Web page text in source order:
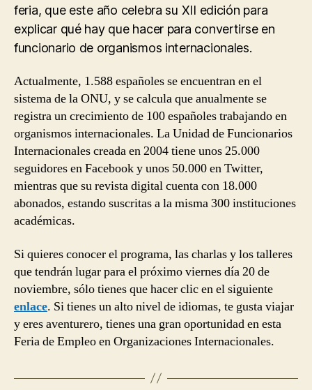
feria, que este año celebra su XII edición para
explicar qué hay que hacer para convertirse en
funcionario de organismos internacionales.
Actualmente, 1.588 españoles se encuentran en el
sistema de la ONU, y se calcula que anualmente se
registra un crecimiento de 100 españoles trabajando en
organismos internacionales. La Unidad de Funcionarios
Internacionales creada en 2004 tiene unos 25.000
seguidores en Facebook y unos 50.000 en Twitter,
mientras que su revista digital cuenta con 18.000
abonados, estando suscritas a la misma 300 instituciones
académicas.
Si quieres conocer el programa, las charlas y los talleres
que tendrán lugar para el próximo viernes día 20 de
noviembre, sólo tienes que hacer clic en el siguiente
enlace. Si tienes un alto nivel de idiomas, te gusta viajar
y eres aventurero, tienes una gran oportunidad en esta
Feria de Empleo en Organizaciones Internacionales.